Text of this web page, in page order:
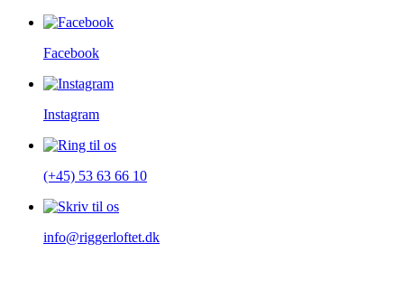
Facebook
Instagram
(+45) 53 63 66 10
info@riggerloftet.dk